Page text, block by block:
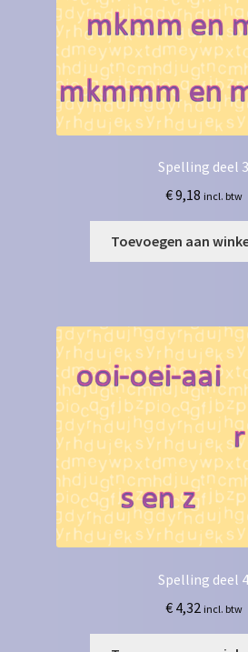
Spelling deel 3
€9,18 incl. btw
Toevoegen aan
Spelling deel 4
€4,32 incl. btw